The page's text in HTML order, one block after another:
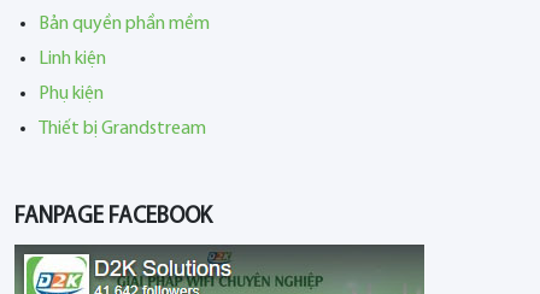
Bản quyền phần mềm
Linh kiện
Phụ kiện
Thiết bị Grandstream
FANPAGE FACEBOOK